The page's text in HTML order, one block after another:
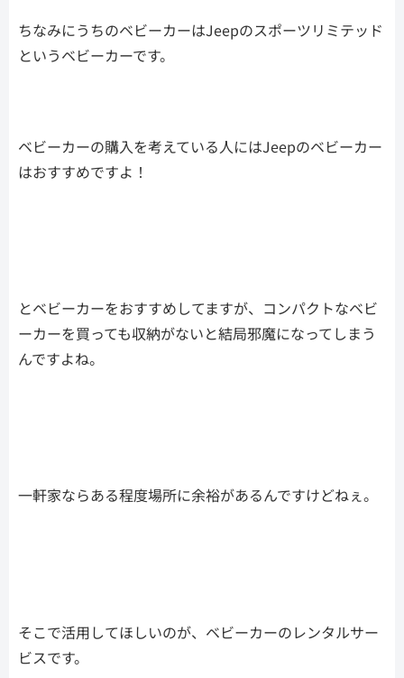
ちなみにうちのベビーカーはJeepのスポーツリミテッド
というベビーカーです。
ベビーカーの購入を考えている人にはJeepのベビーカー
はおすすめですよ！
とベビーカーをおすすめしてますが、コンパクトなベビ
ーカーを買っても収納がないと結局邪魔になってしまう
んですよね。
一軒家ならある程度場所に余裕があるんですけどねぇ。
そこで活用してほしいのが、ベビーカーのレンタルサー
ビスです。